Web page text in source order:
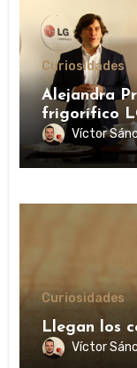
Curiosidades
Alejandra
frigorífico
Víctor
Curiosidades
Llegan los
Víctor